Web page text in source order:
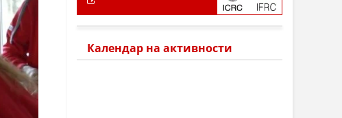
Календар на активности